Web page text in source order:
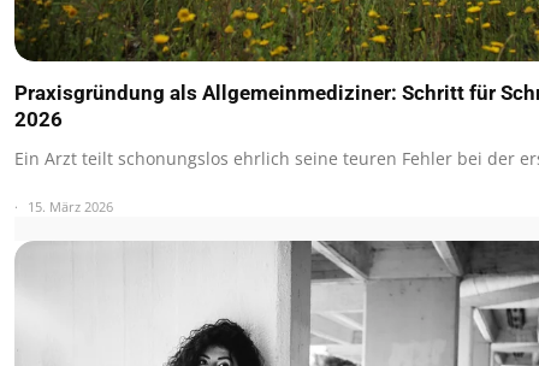
Praxisgründung als Allgemeinmediziner: Schritt für
2026
Ein Arzt teilt schonungslos ehrlich seine teuren Fehler bei der
15. März 2026